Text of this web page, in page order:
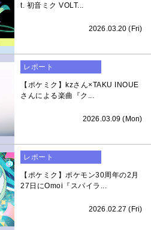
t. 初音ミク VOLT...
2026.03.20 (Fri)
レポート
【ポケミク】kzさん×TAKU INOUE
さんによる楽曲『ク...
2026.03.09 (Mon)
レポート
【ポケミク】ポケモン30周年の2月
27日にOmoi『スパイラ...
2026.02.27 (Fri)